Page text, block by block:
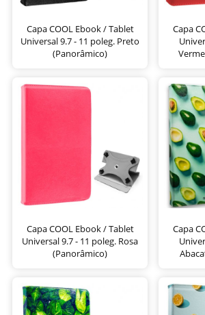
Capa COOL Ebook / Tablet
Universal 9.7 - 11 poleg. Preto
(Panorâmico)
Capa
Capa COOL Ebook / Tablet
Universal 9.7 - 11 poleg. Rosa
(Panorâmico)
Capa